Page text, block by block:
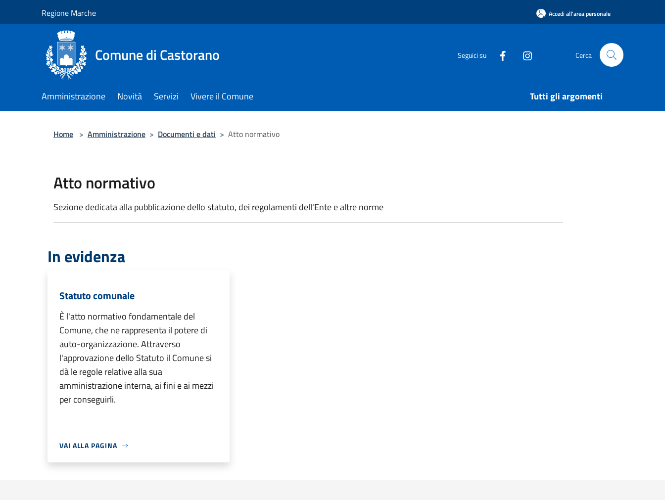
Regione Marche Accedi all'area personale
Comune di Castorano Seguici su Cerca
Amministrazione Novità Servizi Vivere il Comune Tutti gli argomenti
Home > Amministrazione > Documenti e dati > Atto normativo
Atto normativo
Sezione dedicata alla pubblicazione dello statuto, dei regolamenti dell'Ente e altre norme
In evidenza
Statuto comunale
È l'atto normativo fondamentale del
Comune, che ne rappresenta il potere di
auto-organizzazione. Attraverso
l'approvazione dello Statuto il Comune si
dà le regole relative alla sua
amministrazione interna, ai fini e ai mezzi
per conseguirli.
VAI ALLA PAGINA